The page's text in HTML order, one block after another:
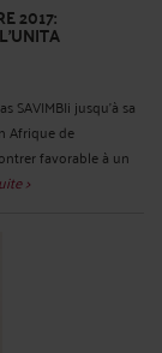
2017:
SAVIMBIi jusqu’à sa
Afrique de
favorable à un
>